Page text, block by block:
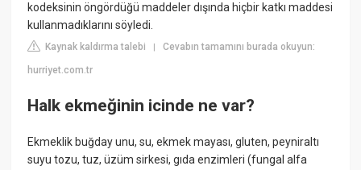
kodeksinin öngördüğü maddeler dışında hiçbir katkı maddesi
kullanmadıklarını söyledi.
Kaynak kaldırma talebi |Cevabın tamamını burada okuyun:
hurriyet.com.tr
Halk ekmeğinin icinde ne var?
Ekmeklik buğday unu, su, ekmek mayası, gluten, peyniraltı
suyu tozu, tuz, üzüm sirkesi, gıda enzimleri (fungal alfa